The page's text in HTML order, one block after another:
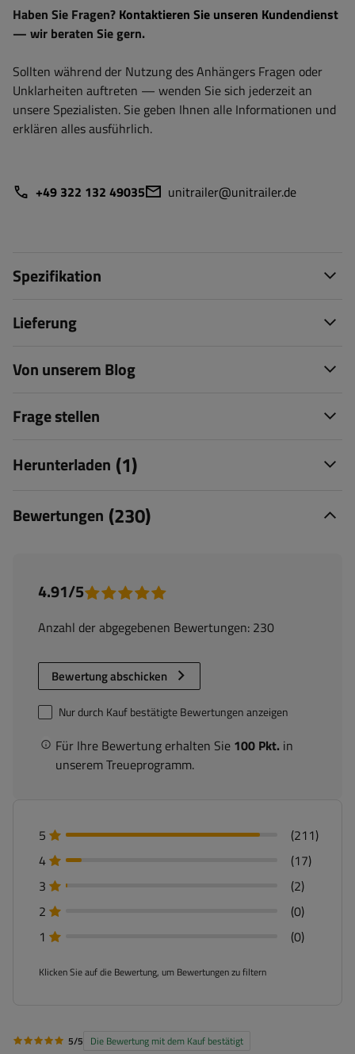
Haben Sie Fragen? Kontaktieren Sie unseren Kundendienst
— wir beraten Sie gern.
Sollten während der Nutzung des Anhängers Fragen oder
Unklarheiten auftreten — wenden Sie sich jederzeit an
unsere Spezialisten. Sie geben Ihnen alle Informationen und
erklären alles ausführlich.
+49 322 132 49035 unitrailer@unitrailer.de
Spezifikation
Lieferung
Von unserem Blog
Frage stellen
Herunterladen (1)
Bewertungen (230)
4.91/5
Anzahl der abgegebenen Bewertungen: 230
Bewertung abschicken
Für Ihre Bewertung erhalten Sie 100 Pkt. in
unserem Treueprogramm.
Nur durch Kauf bestätigte Bewertungen anzeigen
5
(211)
4
(17)
3
(2)
2
(0)
1
(0)
Klicken Sie auf die Bewertung, um Bewertungen zu filtern
5/5 Die Bewertung mit dem Kauf bestätigt